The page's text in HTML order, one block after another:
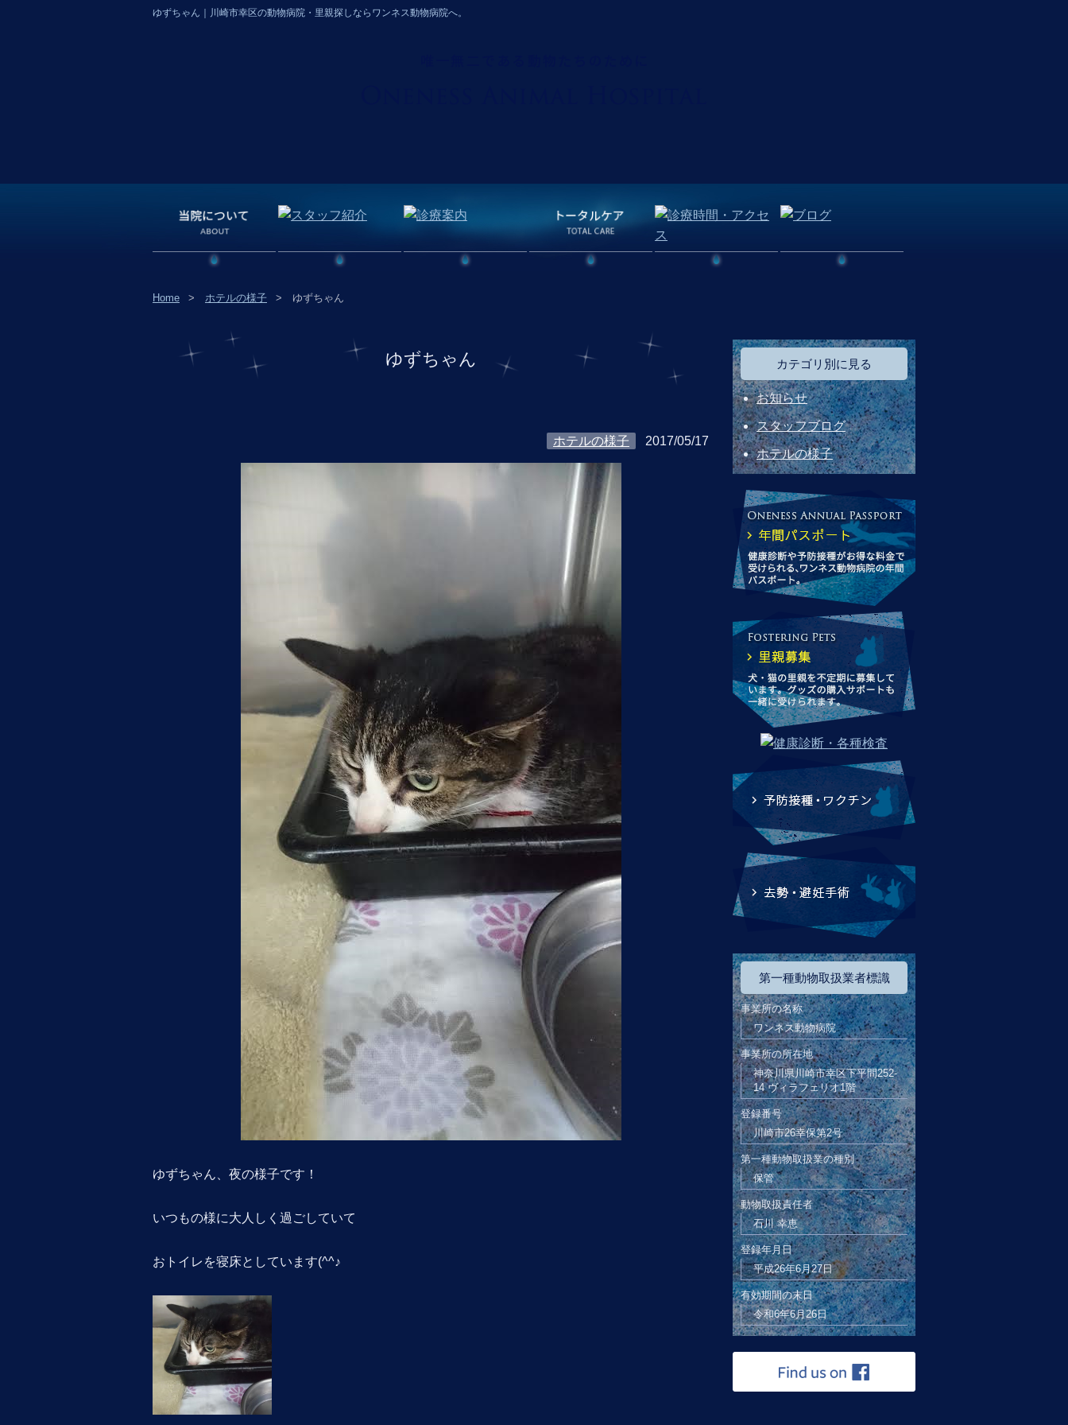
ゆずちゃん｜川崎市幸区の動物病院・里親探しならワンネス動物病院へ。
Home ホテルの様子 ゆずちゃん
ゆずちゃん
ホテルの様子 2017/05/17
ゆずちゃん、夜の様子です！
いつもの様に大人しく過ごしていて
おトイレを寝床としています(^^♪
カテゴリ別に見る
お知らせ
スタッフブログ
ホテルの様子
第一種動物取扱業者標識
事業所の名称
ワンネス動物病院
事業所の所在地
神奈川県川崎市幸区下平間252-
14 ヴィラフェリオ1階
登録番号
川崎市26幸保第2号
第一種動物取扱業の種別
保管
動物取扱責任者
石川 幸恵
登録年月日
平成26年6月27日
有効期間の末日
令和6年6月26日